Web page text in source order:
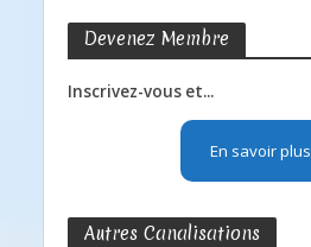
Devenez Membre
Inscrivez-vous et...
En savoir plus
Autres Canalisations